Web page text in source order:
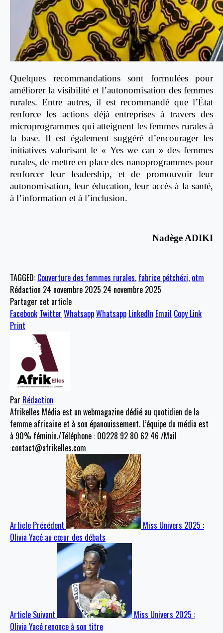
Quelques recommandations sont formulées pour
améliorer la visibilité et l’autonomisation des femmes
rurales. Entre autres, il est recommandé que l’État
renforce les actions déjà entreprises à travers des
microprogrammes qui atteignent les femmes rurales à
la base. Il est également suggéré d’encourager les
initiatives valorisant le « Yes we can » des femmes
rurales, de mettre en place des nanoprogrammes pour
renforcer leur leadership, et de promouvoir leur
autonomisation, leur éducation, leur accès à la santé,
à l’information et à l’inclusion.
Nadège ADIKI
TAGGED: Couverture des femmes rurales, fabrice pétchézi, otm
Rédaction 24 novembre 2025 24 novembre 2025
Partager cet article
Facebook Twitter WhatsappWhatsapp LinkedIn Email Copy Link
Print
Par Rédaction
Afrikelles Média est un webmagazine dédié au quotidien de la
femme africaine et à son épanouissement. L’équipe du média est
à 90% féminin./Téléphone : 00228 92 80 62 46 /Mail
:contact@afrikelles.com
Article Précédent
Miss Univers 2025 :
Olivia Yacé au cœur des débats
Article Suivant
Miss Univers 2025 :
Olivia Yacé renonce à son titre